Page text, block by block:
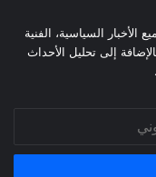
السياسية، الفنية
إلى تحليل الأحداث